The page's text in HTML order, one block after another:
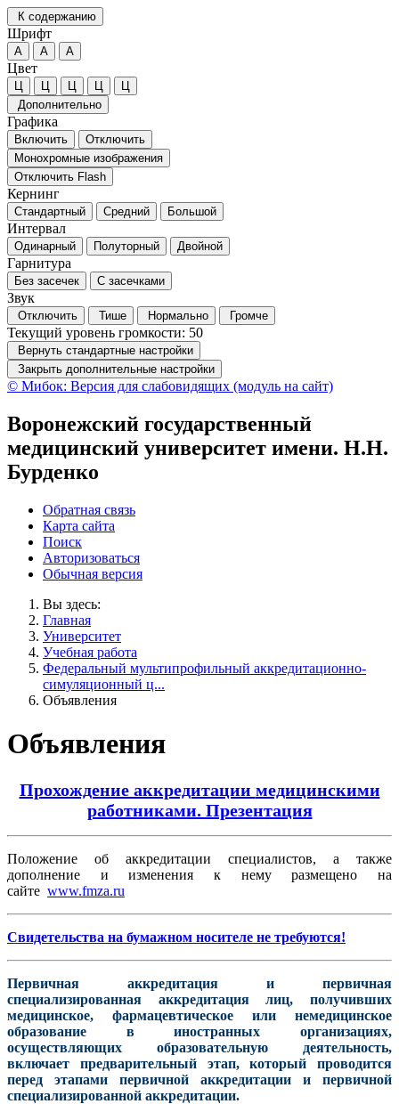
К содержанию
Шрифт
А А А
Цвет
Ц Ц Ц Ц
Ц
Дополнительно
Графика
Включить
Отключить
Монохромные изображения
Отключить Flash
Кернинг
Стандартный Средний Большой
Интервал
Одинарный Полуторный Двойной
Гарнитура
Без засечек С засечками
Звук
Отключить Тише Нормально Громче
Текущий уровень громкости: 50
Вернуть стандартные настройки
Закрыть дополнительные настройки
© Мибок: Версия для слабовидящих (модуль на сайт)
Воронежский государственный
медицинский университет имени. Н.Н.
Бурденко
Обратная связь
Карта сайта
Поиск
Авторизоваться
Обычная версия
Вы здесь:
Главная
Университет
Учебная работа
Федеральный мультипрофильный аккредитационно-
симуляционный ц...
Объявления
Объявления
Прохождение аккредитации медицинскими
работниками. Презентация
Положение об аккредитации специалистов, а также
дополнение и изменения к нему размещено на
сайте www.fmza.ru
Свидетельства на бумажном носителе не требуются!
Первичная аккредитация и первичная
специализированная аккредитация лиц, получивших
медицинское, фармацевтическое или немедицинское
образование в иностранных организациях,
осуществляющих образовательную деятельность,
включает предварительный этап, который проводится
перед этапами первичной аккредитации и первичной
специализированной аккредитации.